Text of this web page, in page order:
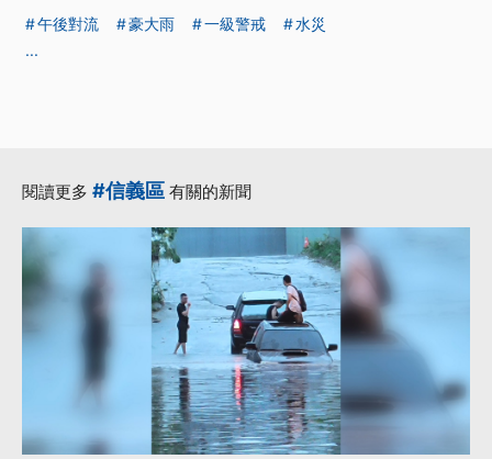
午後對流
豪大雨 一級警戒
水災
...
閱讀更多 #信義區 有關的新聞